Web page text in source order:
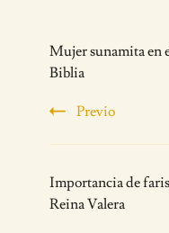
Navigation
Mujer sunamita en
Biblia
Previo
Importancia de
Reina Valera